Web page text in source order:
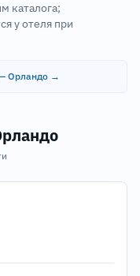
каталога;
у отеля при
Орландо →